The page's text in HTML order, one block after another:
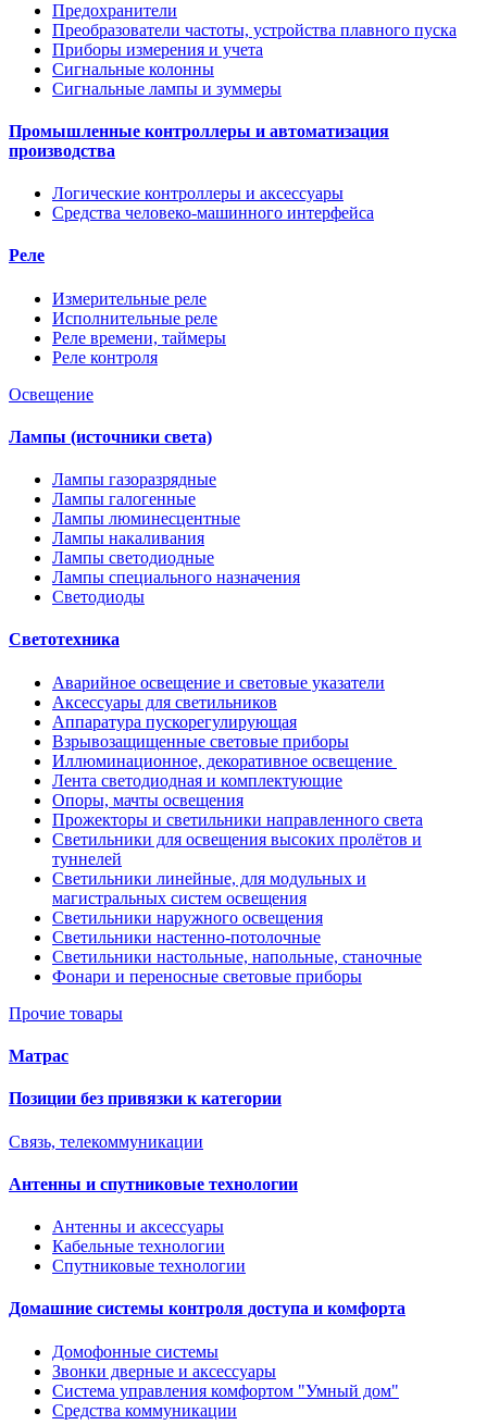
Предохранители
Преобразователи частоты, устройства плавного пуска
Приборы измерения и учета
Сигнальные колонны
Сигнальные лампы и зуммеры
Промышленные контроллеры и автоматизация
производства
Логические контроллеры и аксессуары
Средства человеко-машинного интерфейса
Реле
Измерительные реле
Исполнительные реле
Реле времени, таймеры
Реле контроля
Освещение
Лампы (источники света)
Лампы газоразрядные
Лампы галогенные
Лампы люминесцентные
Лампы накаливания
Лампы светодиодные
Лампы специального назначения
Светодиоды
Светотехника
Аварийное освещение и световые указатели
Аксессуары для светильников
Аппаратура пускорегулирующая
Взрывозащищенные световые приборы
Иллюминационное, декоративное освещение
Лента светодиодная и комплектующие
Опоры, мачты освещения
Прожекторы и светильники направленного света
Светильники для освещения высоких пролётов и
туннелей
Светильники линейные, для модульных и
магистральных систем освещения
Светильники наружного освещения
Светильники настенно-потолочные
Светильники настольные, напольные, станочные
Фонари и переносные световые приборы
Прочие товары
Матрас
Позиции без привязки к категории
Связь, телекоммуникации
Антенны и спутниковые технологии
Антенны и аксессуары
Кабельные технологии
Спутниковые технологии
Домашние системы контроля доступа и комфорта
Домофонные системы
Звонки дверные и аксессуары
Система управления комфортом "Умный дом"
Средства коммуникации